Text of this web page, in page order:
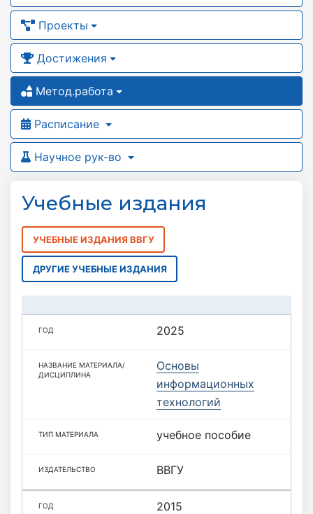
Проекты
Достижения
Метод.работа
Расписание
Научное рук-во
Учебные издания
УЧЕБНЫЕ ИЗДАНИЯ ВВГУ
ДРУГИЕ УЧЕБНЫЕ ИЗДАНИЯ
2025
Основы
информационных
технологий
учебное пособие
ВВГУ
2015